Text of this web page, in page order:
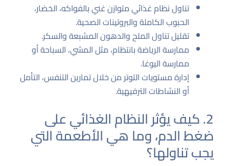
تناول نظام غذائي متوازن غني بالفواكه، الخضار،
الحبوب الكاملة والبروتينات الصحية.
تقليل تناول الملح والدهون المشبعة والسكر.
ممارسة الرياضة بانتظام، مثل المشي، السباحة أو
ممارسة اليوغا.
إدارة مستويات التوتر من خلال تمارين التنفس، التأمل
أو النشاطات الترفيهية.
2. كيف يؤثر النظام الغذائي على
ضغط الدم، وما هي الأطعمة التي
يجب تناولها؟